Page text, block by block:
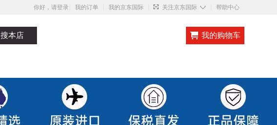
你好，请登录 我的订单 我的京东国际 关注京东国际 ◇ 帮助中心
搜本店 我的购物车